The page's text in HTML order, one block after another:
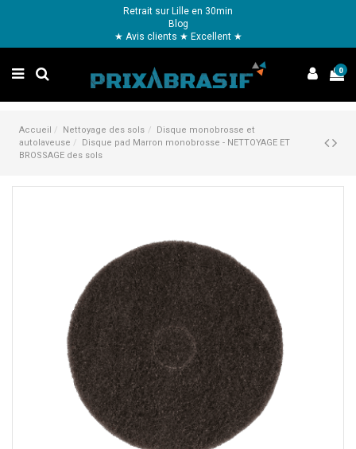
Retrait sur Lille en 30min
Blog
★ Avis clients ★ Excellent ★
0
Accueil Nettoyage des sols
Disque monobrosse et
autolaveuse
Disque pad Marron monobrosse - NETTOYAGE ET
BROSSAGE des sols